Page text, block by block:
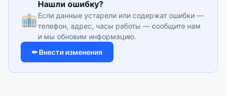
Нашли ошибку?
Если данные устарели или содержат ошибки —
телефон, адрес, часы работы — сообщите нам
и мы обновим информацию.
✏ Внести изменения